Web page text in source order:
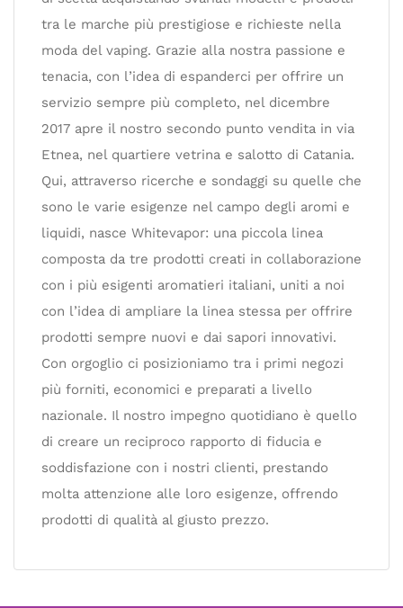
tra le marche più prestigiose e richieste nella
moda del vaping. Grazie alla nostra passione e
tenacia, con l’idea di espanderci per offrire un
servizio sempre più completo, nel dicembre
2017 apre il nostro secondo punto vendita in via
Etnea, nel quartiere vetrina e salotto di Catania.
Qui, attraverso ricerche e sondaggi su quelle che
sono le varie esigenze nel campo degli aromi e
liquidi, nasce Whitevapor: una piccola linea
composta da tre prodotti creati in collaborazione
con i più esigenti aromatieri italiani, uniti a noi
con l’idea di ampliare la linea stessa per offrire
prodotti sempre nuovi e dai sapori innovativi.
Con orgoglio ci posizioniamo tra i primi negozi
più forniti, economici e preparati a livello
nazionale. Il nostro impegno quotidiano è quello
di creare un reciproco rapporto di fiducia e
soddisfazione con i nostri clienti, prestando
molta attenzione alle loro esigenze, offrendo
prodotti di qualità al giusto prezzo.